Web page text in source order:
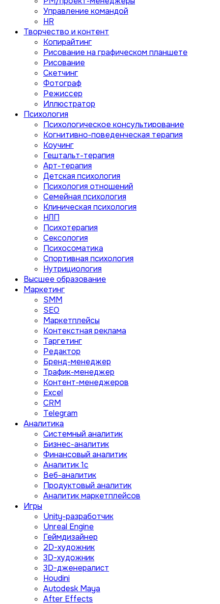
Управление командой
HR
Творчество и контент
Копирайтинг
Рисование на графическом планшете
Рисование
Скетчинг
Фотограф
Режиссер
Иллюстратор
Психология
Психологическое консультирование
Когнитивно-поведенческая терапия
Коучинг
Гештальт-терапия
Арт-терапия
Детская психология
Психология отношений
Семейная психология
Клиническая психология
НЛП
Психотерапия
Сексология
Психосоматика
Спортивная психология
Нутрициология
Высшее образование
Маркетинг
SMM
SEO
Маркетплейсы
Контекстная реклама
Таргетинг
Редактор
Бренд-менеджер
Трафик-менеджер
Контент-менеджеров
Excel
CRM
Telegram
Аналитика
Системный аналитик
Бизнес-аналитик
Финансовый аналитик
Aналитик 1с
Веб-аналитик
Продуктовый аналитик
Аналитик маркетплейсов
Игры
Unity-разработчик
Unreal Engine
Геймдизайнер
2D-художник
3D-художник
3D-дженералист
Houdini
Autodesk Maya
After Effects